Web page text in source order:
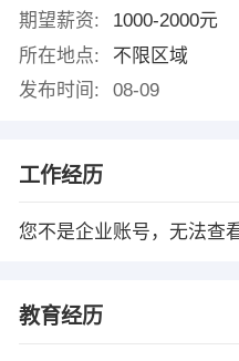
期望薪资:
1000-2000元
所在地点:
不限区域
发布时间:
08-09
工作经历
您不是企业账号，无法查
教育经历